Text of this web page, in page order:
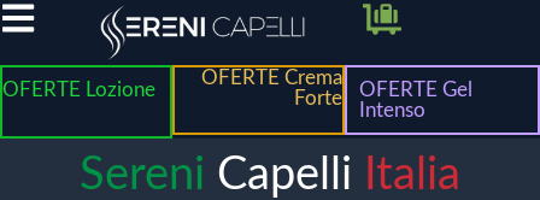
OFERTE Lozione
OFERTE Crema
Forte
OFERTE Gel
Intenso
Sereni Capelli Italia